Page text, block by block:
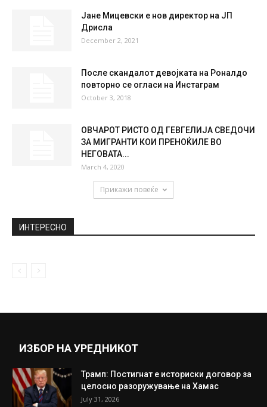
Јане Мицевски е нов директор на ЈП
Дрисла
December 2, 2021
После скандалот девојката на Роналдо
повторно се огласи на Инстаграм
October 3, 2018
ОВЧАРОТ РИСТО ОД ГЕВГЕЛИЈА СВЕДОЧИ
ЗА МИГРАНТИ КОИ ПРЕНОЌИЛЕ ВО
НЕГОВАТА...
March 4, 2020
Прикажи повеќе
ИНТЕРЕСНО
ИЗБОР НА УРЕДНИКОТ
Трамп: Постигнат е историски договор за
целосно разоружување на Хамас
July 31, 2026